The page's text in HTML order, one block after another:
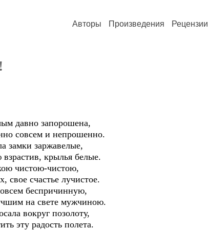
Авторы Произведения Рецензии
давно запорошена,
совсем и непрошенно.
замки заржавелые,
крылья белые.
чистою-чистою,
свое счастье лучистое.
беспричинную,
на свете мужчиною.
вокруг позолоту,
эту радость полета.